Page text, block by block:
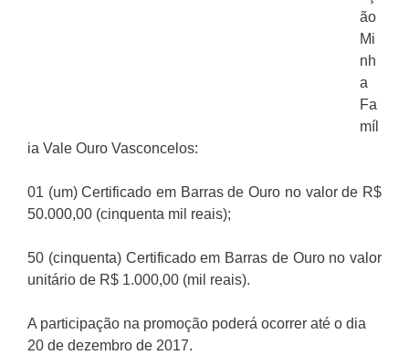
ão
Mi
nh
a
Fa
míl
ia Vale Ouro Vasconcelos:
01 (um) Certificado em Barras de Ouro no valor de R$
50.000,00 (cinquenta mil reais);
50 (cinquenta) Certificado em Barras de Ouro no valor
unitário de R$ 1.000,00 (mil reais).
A participação na promoção poderá ocorrer até o dia
20 de dezembro de 2017.